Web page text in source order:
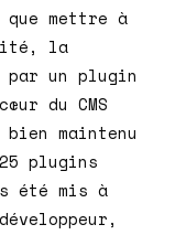
que mettre à
la
par un plugin
du CMS
maintenu
plugins
été mis à